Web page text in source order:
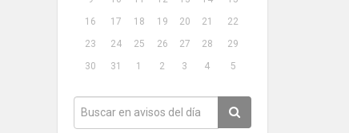
16
17 18 19 20 21
22
23
24 25 26 27 28
29
30
31 1 2 3 4 5